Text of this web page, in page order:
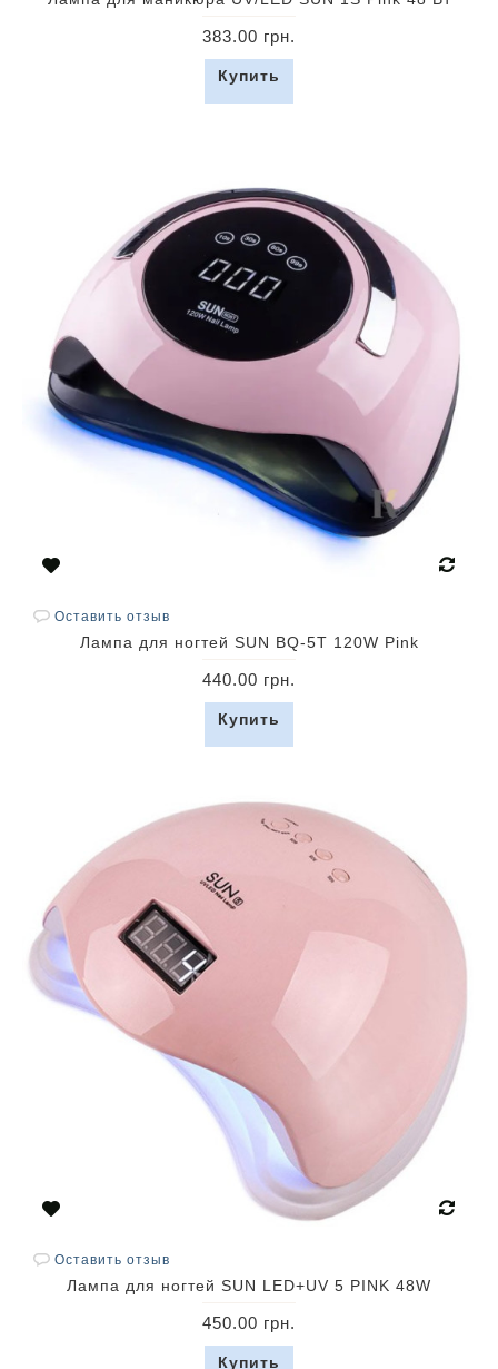
383.00 грн.
Купить
Оставить отзыв
Лампа для ногтей SUN BQ-5T 120W Pink
440.00 грн.
Купить
Оставить отзыв
Лампа для ногтей SUN LED+UV 5 PINK 48W
450.00 грн.
Купить